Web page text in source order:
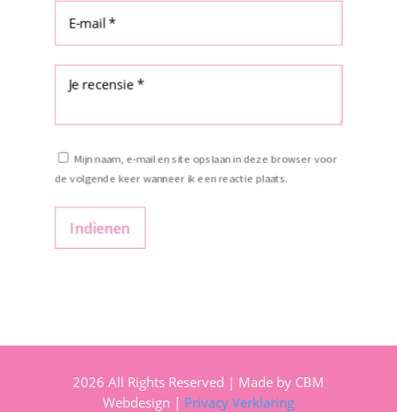
Mijn naam, e-mail en site opslaan in deze browser voor
de volgende keer wanneer ik een reactie plaats.
Indienen
2026 All Rights Reserved | Made by CBM
Webdesign | Privacy Verklaring